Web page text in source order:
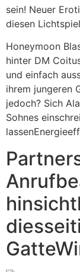
sein! Neuer
diesen
Honeymoon
hinter DM
und einfach
ihrem jungeren
jedoch? Sich
Sohnes